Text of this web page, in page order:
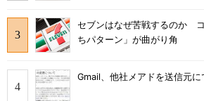
セブンはなぜ苦戦するのか
ちパターン」が曲がり角
Gmail、他社メアドを送信元